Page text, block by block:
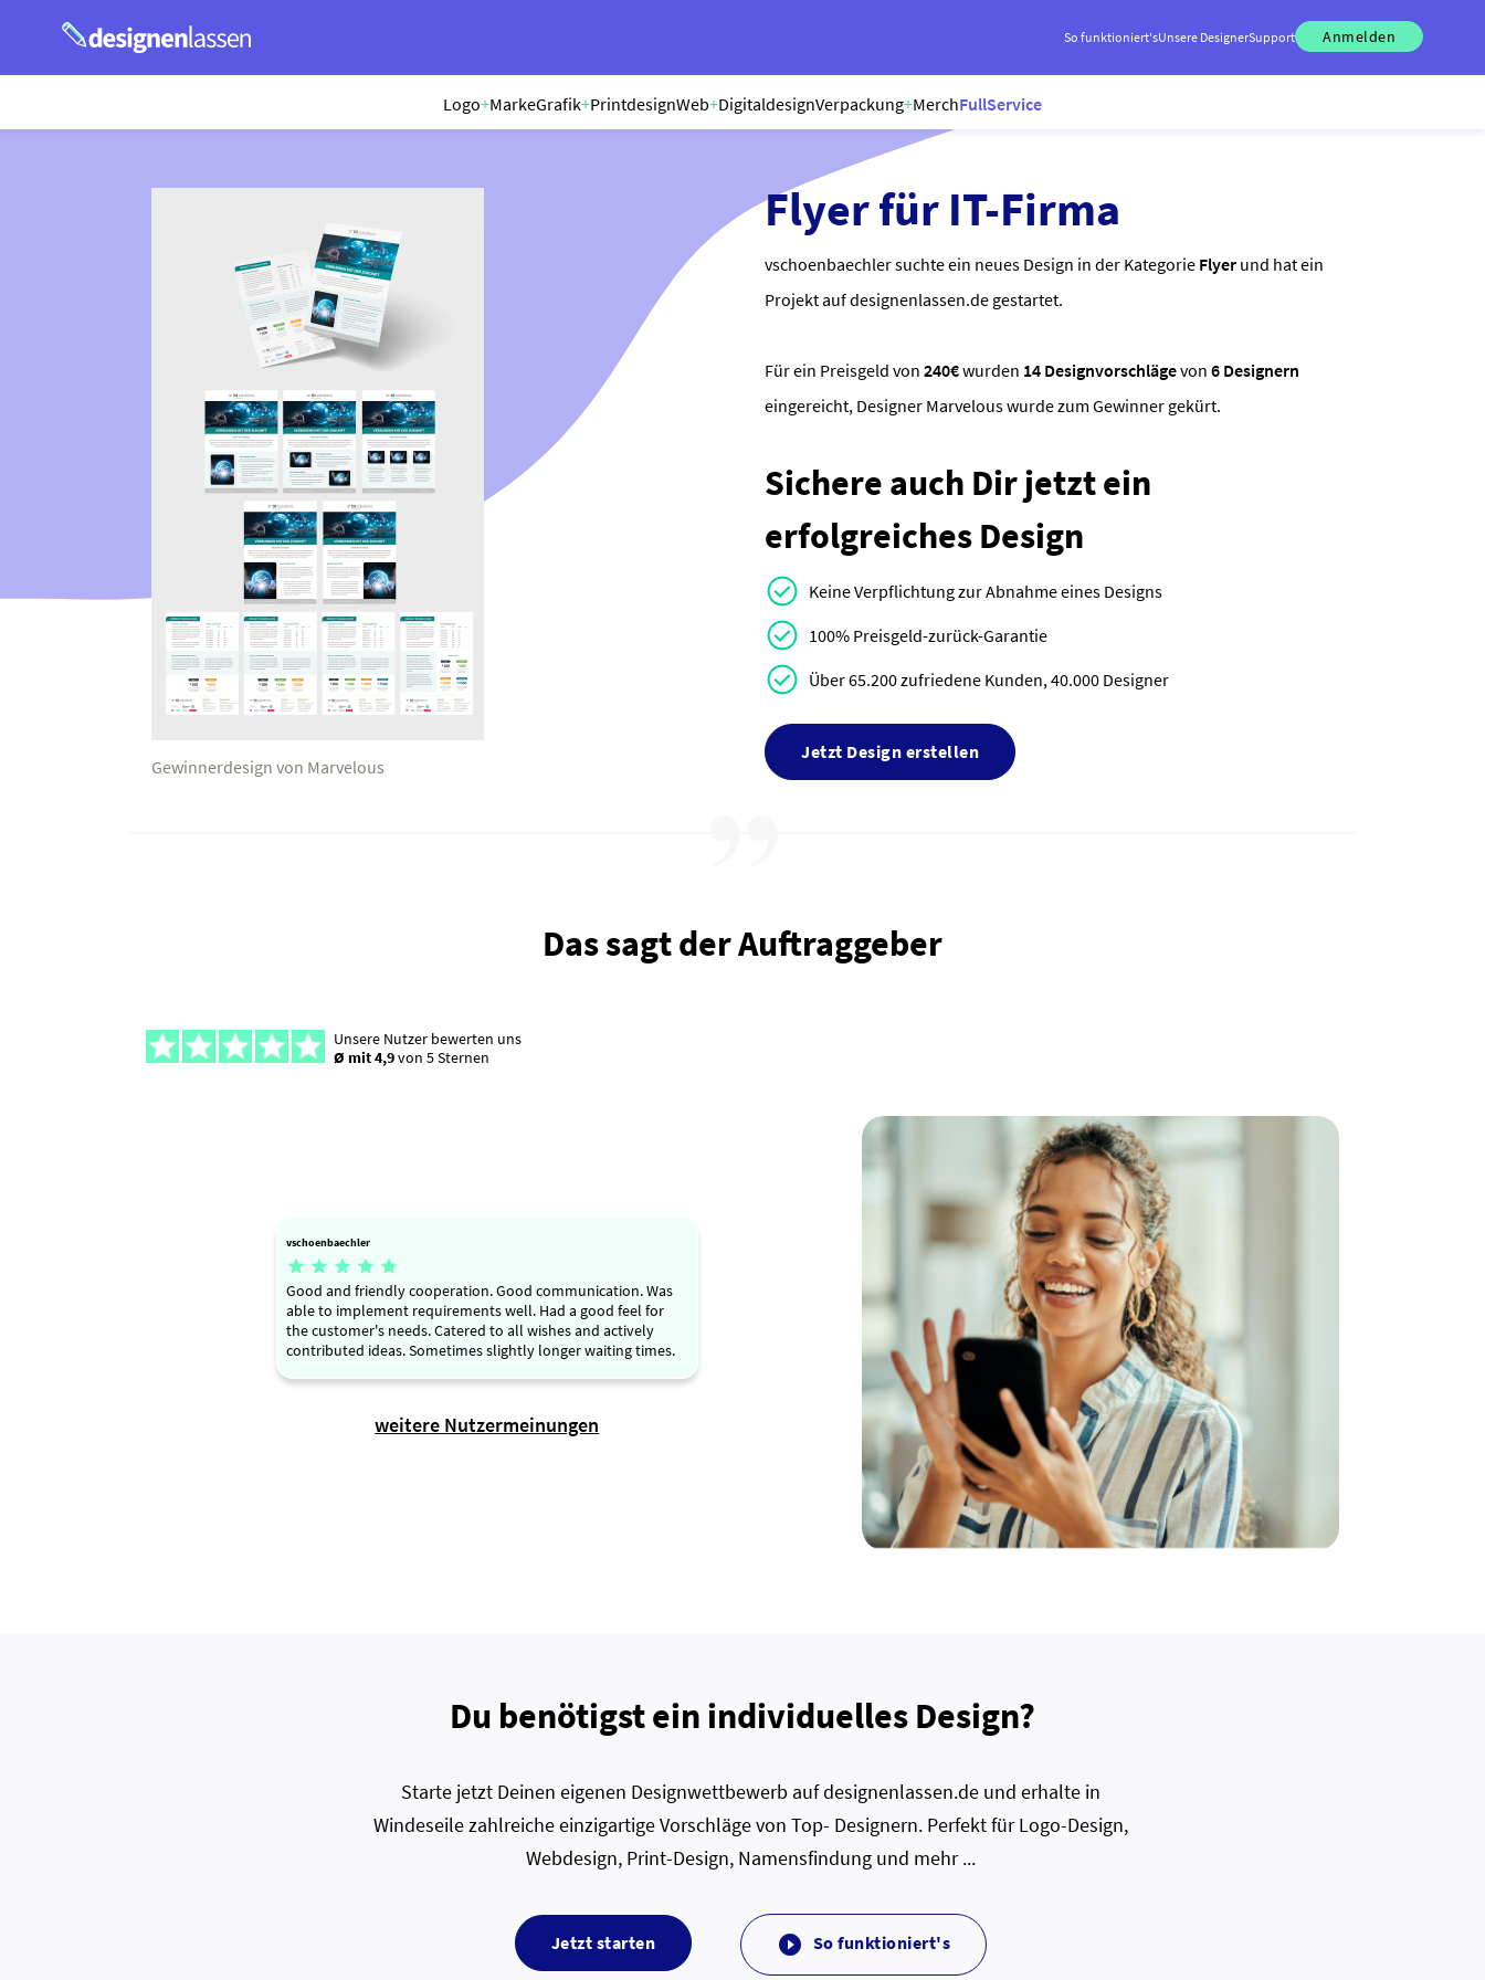
So funktioniert'sUnsere DesignerSupport Anmelden
Logo+MarkeGrafik+PrintdesignWeb+DigitaldesignVerpackung+MerchFullService
Gewinnerdesign von Marvelous
Flyer für IT-Firma
vschoenbaechler suchte ein neues Design in der Kategorie Flyer und hat ein
Projekt auf designenlassen.de gestartet.
Für ein Preisgeld von 240€wurden 14 Designvorschlägevon 6 Designern
eingereicht, Designer Marvelous wurde zum Gewinner gekürt.
Sichere auch Dir jetzt ein
erfolgreiches Design
Keine Verpflichtung zur Abnahme eines Designs
100% Preisgeld-zurück-Garantie
Über 65.200 zufriedene Kunden, 40.000 Designer
Jetzt Design erstellen
Das sagt der Auftraggeber
Unsere Nutzer bewerten uns
Ø mit 4,9von 5 Sternen
vschoenbaechler
    
Good and friendly cooperation. Good communication. Was
able to implement requirements well. Had a good feel for
the customer's needs. Catered to all wishes and actively
contributed ideas. Sometimes slightly longer waiting times.
weitere Nutzermeinungen
Du benötigst ein individuelles Design?
Starte jetzt Deinen eigenen Designwettbewerb auf designenlassen.de und erhalte in
Windeseile zahlreiche einzigartige Vorschläge von Top- Designern. Perfekt für Logo-Design,
Webdesign, Print-Design, Namensfindung und mehr ...
Jetzt starten  So funktioniert's